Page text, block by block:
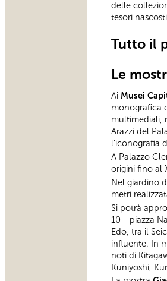
delle
tesori
Tutto il
Le
Ai Musei
monografica
multimediali,
Arazzi del
l’iconografia
A Palazzo
origini fino al
Nel giardino
metri
Si potrà
10 - piazza
Edo, tra il
influente. In
noti di
Kuniyoshi,